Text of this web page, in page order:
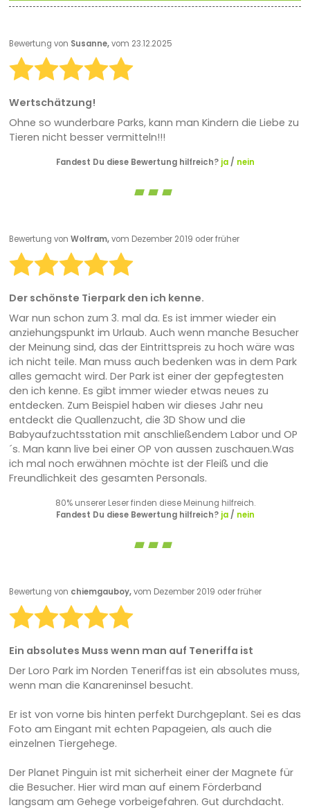
Bewertung von Susanne,vom 23.12.2025
Wertschätzung!
Ohne so wunderbare Parks, kann man Kindern die Liebe zu
Tieren nicht besser vermitteln!!!
Fandest Du diese Bewertung hilfreich? ja/ nein
Bewertung von Wolfram,vom Dezember 2019 oder früher
Der schönste Tierpark den ich kenne.
War nun schon zum 3. mal da. Es ist immer wieder ein
anziehungspunkt im Urlaub. Auch wenn manche Besucher
der Meinung sind, das der Eintrittspreis zu hoch wäre was
ich nicht teile. Man muss auch bedenken was in dem Park
alles gemacht wird. Der Park ist einer der gepfegtesten
den ich kenne. Es gibt immer wieder etwas neues zu
entdecken. Zum Beispiel haben wir dieses Jahr neu
entdeckt die Quallenzucht, die 3D Show und die
Babyaufzuchtsstation mit anschließendem Labor und OP
´s. Man kann live bei einer OP von aussen zuschauen.Was
ich mal noch erwähnen möchte ist der Fleiß und die
Freundlichkeit des gesamten Personals.
80% unserer Leser finden diese Meinung hilfreich.
Fandest Du diese Bewertung hilfreich? ja/ nein
Bewertung von chiemgauboy,vom Dezember 2019 oder früher
Ein absolutes Muss wenn man auf Teneriffa ist
Der Loro Park im Norden Teneriffas ist ein absolutes muss,
wenn man die Kanareninsel besucht.
Er ist von vorne bis hinten perfekt Durchgeplant. Sei es das
Foto am Eingant mit echten Papageien, als auch die
einzelnen Tiergehege.
Der Planet Pinguin ist mit sicherheit einer der Magnete für
die Besucher. Hier wird man auf einem Förderband
langsam am Gehege vorbeigefahren. Gut durchdacht.